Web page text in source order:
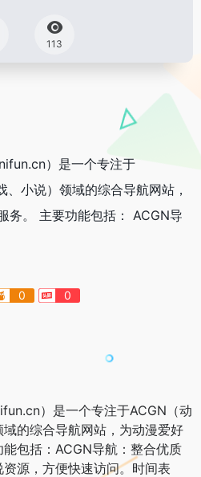
113
）是一个专注于
小说）领域的综合导航网站，
务。 主要功能包括： ACGN导
0 0
）是一个专注于ACGN（动
的综合导航网站，为动漫爱好
包括：ACGN导航：整合优质
源，方便快速访问。时间表